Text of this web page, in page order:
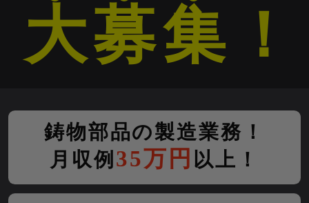
大募集 ！
鋳物部品の製造業務！
月収例 35万円 以上！